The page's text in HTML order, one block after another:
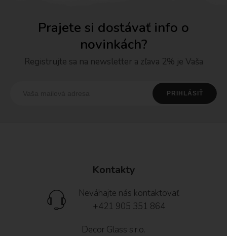
Prajete si dostávať info o
novinkách?
Registrujte sa na newsletter a zľava 2% je Vaša
Kontakty
Neváhajte nás kontaktovať
+421 905 351 864
Decor Glass s.r.o.